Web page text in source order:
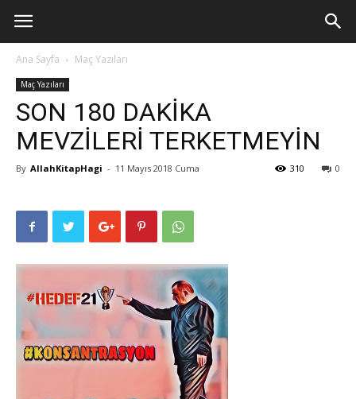
Ana Sayfa Maç Yazıları
Maç Yazıları
SON 180 DAKİKA
MEVZİLERİ TERKETMEYİN
By AllahKitapHagi - 11 Mayıs 2018 Cuma 0
310